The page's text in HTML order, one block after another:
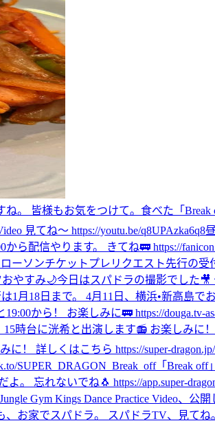
。 皆様もお気をつけて。 食べた 「
見てね〜 https://youtu.be/q8UPAzka6q8
から配信やります。 きてね🚃 https://
ーソンチケットプレリクエスト先行の受
おやすみ🌙今日はスパドラの撮影でした🎥
1月18日まで。 4月11日、横浜•新高島
から！ お楽しみに🚃 https://douga.tv-
時台に洸希と出演します📻 お楽しみに！
！ 詳しくはこちら https://super-dragon.jp/
SUPER_DRAGON_Break_off「Break off
。 忘れないでね🐧 https://app.super-
Gym Kings Dance Practice Video、公
、お家でスパドラ。 スパドラTV、見てね